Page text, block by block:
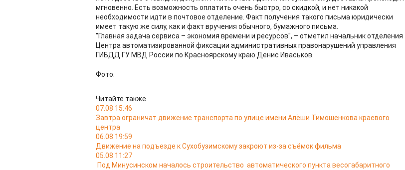
мгновенно. Есть возможность оплатить очень быстро, со скидкой, и нет никакой
необходимости идти в почтовое отделение. Факт получения такого письма юридически
имеет такую же силу, как и факт вручения обычного, бумажного письма.
"Главная задача сервиса – экономия времени и ресурсов", – отметил начальник отделения
Центра автоматизированной фиксации административных правонарушений управления
ГИБДД ГУ МВД России по Красноярскому краю Денис Иваськов.
Фото:
Читайте также
07.08 15:46
Завтра ограничат движение транспорта по улице имени Алёши Тимошенкова краевого
центра
06.08 19:59
Движение на подъезде к Сухобузимскому закроют из-за съёмок фильма
05.08 11:27
Под Минусинском началось строительство автоматического пункта весогабаритного